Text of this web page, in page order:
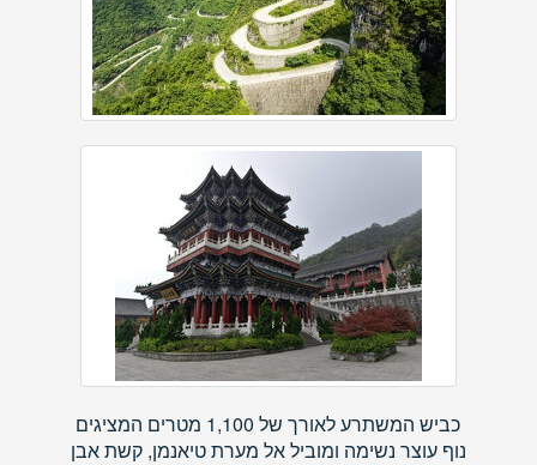
כביש המשתרע לאורך של 1,100 מטרים המציגים
נוף עוצר נשימה ומוביל אל מערת טיאנמן, קשת אבן